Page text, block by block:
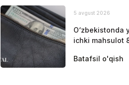
5 avgust 2026
O‘zbekistonda
ichki mahsulot
Batafsil o'qish